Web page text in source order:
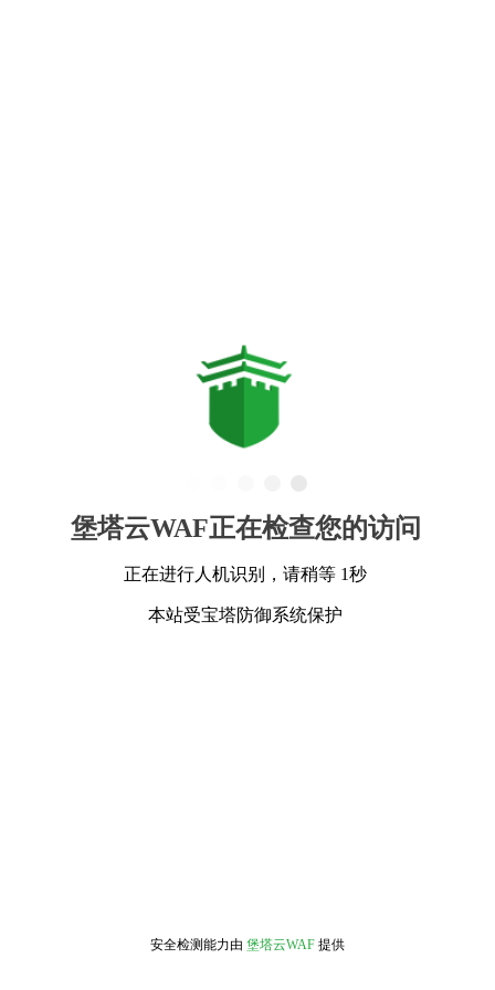
堡塔云WAF正在检查您的访问
正在进行人机识别，请稍等 1秒
本站受宝塔防御系统保护
安全检测能力由 堡塔云WAF 提供